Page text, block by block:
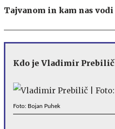
Tajvanom in kam nas
Kdo je Vladimir
Foto: Bojan Puhek